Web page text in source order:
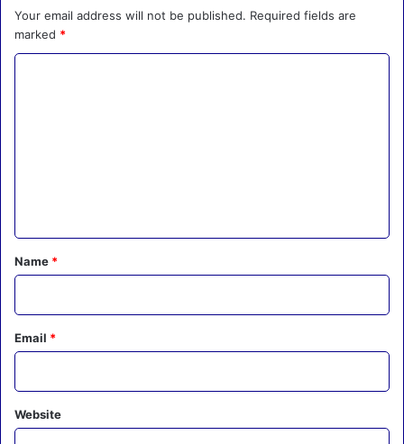
Your email address will not be published. Required fields are
marked *
*
Name *
Email *
Website